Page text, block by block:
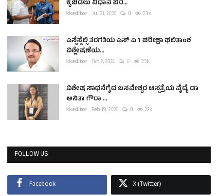
ಕೈಬಿಡಲು ವಿಧಾನ ಪರ...
kkeditor Jul 21, 2026 0 2.3k
ಎಸ್ಸೆಸ್ಸೆಲ್ಸಿ ತರಗತಿಯ ಎಸ್ ಎ 1 ಪರೀಕ್ಷಾ ಫಲಿತಾಂಶ
ವಿಶ್ಲೇಷಣೆಯ...
kkeditor Oct 2, 2024 0 2.3k
ವಿಶೇಷ ಸಾಧನೆಗೈದ ಬಸವೇಶ್ವರ ಆಸ್ಪತ್ರೆಯ ವೈದ್ಯೆ ಡಾ
ಅನಿತಾ ಗೌರಾ ...
kkeditor Feb 19, 2026 0 2.2k
FOLLOW US
Facebook X (Twitter)